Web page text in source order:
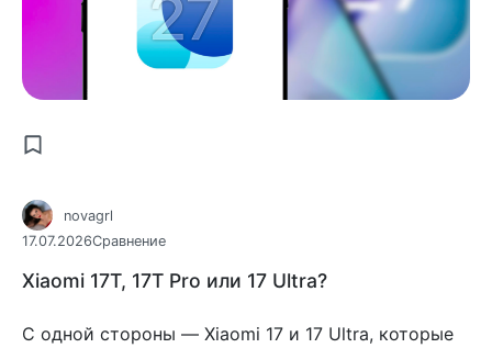
novagrl
17.07.2026Сравнение
Xiaomi 17T, 17T Pro или 17 Ultra?
С одной стороны — Xiaomi 17 и 17 Ultra, которые